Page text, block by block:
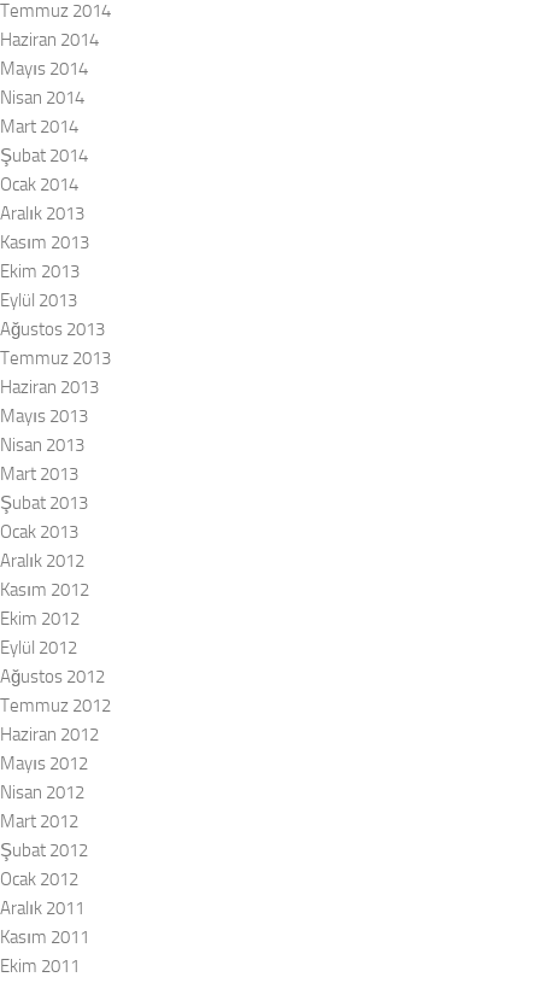
Temmuz 2014
Haziran 2014
Mayıs 2014
Nisan 2014
Mart 2014
Şubat 2014
Ocak 2014
Aralık 2013
Kasım 2013
Ekim 2013
Eylül 2013
Ağustos 2013
Temmuz 2013
Haziran 2013
Mayıs 2013
Nisan 2013
Mart 2013
Şubat 2013
Ocak 2013
Aralık 2012
Kasım 2012
Ekim 2012
Eylül 2012
Ağustos 2012
Temmuz 2012
Haziran 2012
Mayıs 2012
Nisan 2012
Mart 2012
Şubat 2012
Ocak 2012
Aralık 2011
Kasım 2011
Ekim 2011